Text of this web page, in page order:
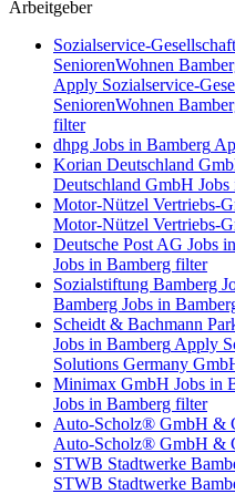
Arbeitgeber
Sozialservice-
SeniorenWohnen
Apply Sozialservice-
SeniorenWohnen
filter
dhpg Jobs in Bamberg
Korian Deutschland
Deutschland GmbH
Motor-Nützel Vertriebs-
Motor-Nützel Vertriebs-
Deutsche Post AG Jobs
Jobs in Bamberg filter
Sozialstiftung Bamberg
Bamberg Jobs in
Scheidt & Bachmann
Jobs in Bamberg Apply
Solutions Germany
Minimax GmbH Jobs in
Jobs in Bamberg filter
Auto-Scholz® GmbH &
Auto-Scholz® GmbH &
STWB Stadtwerke
STWB Stadtwerke